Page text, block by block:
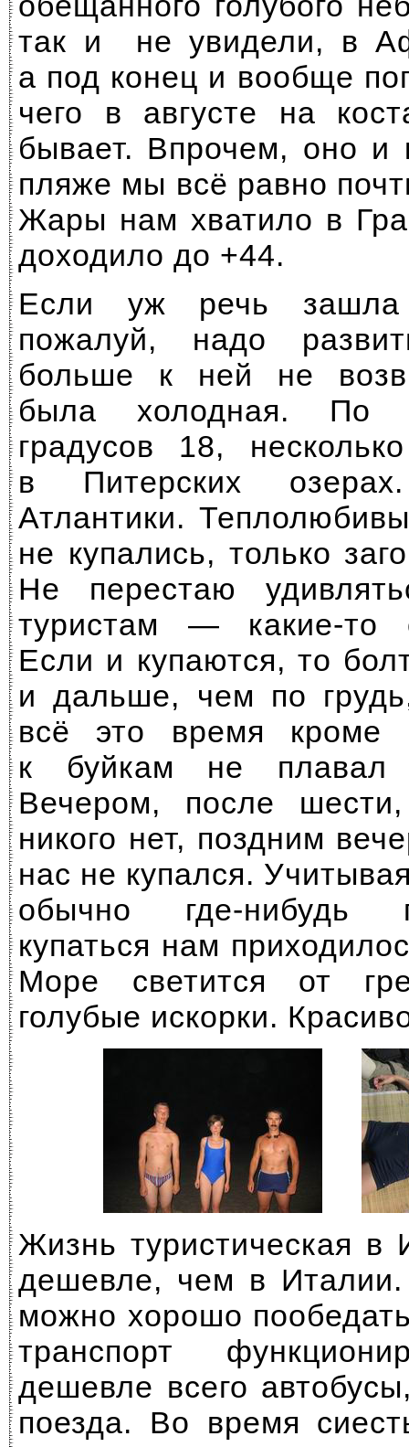
так и не увидели, в
а под конец и вообще
чего в августе на
бывает. Впрочем, оно
пляже мы всё равно
Жары нам хватило в
доходило до +44.
Если уж речь
пожалуй, надо
больше к ней не
была холодная.
градусов 18,
в Питерских
Атлантики.
не купались, только
Не перестаю
туристам — какие-то
Если и купаются, то
и дальше, чем по
всё это время кроме
к буйкам не плавал
Вечером, после
никого нет, поздним
нас не купался.
обычно где-нибудь
купаться нам
Море светится от
голубые искорки.
Жизнь туристическая в
дешевле, чем в
можно хорошо
транспорт
дешевле всего
поезда. Во время